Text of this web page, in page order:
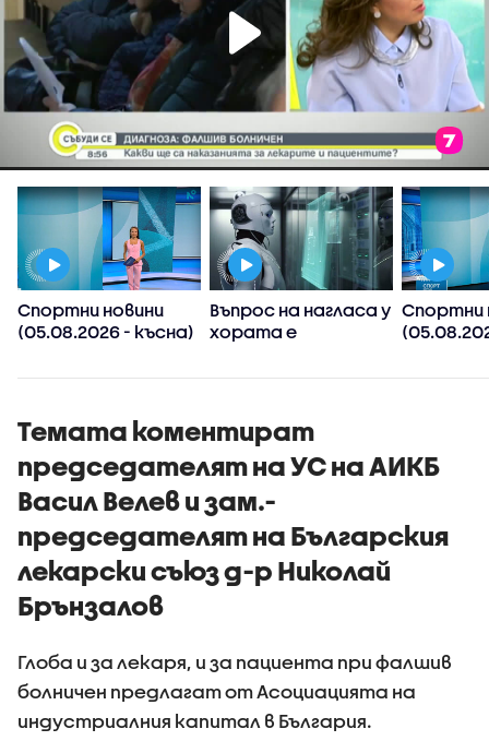
Спортни новини
(05.08.2026 - късна)
Въпрос на нагласа у
хората е
роботи да
смята футуролог
Спортни
Темата коментират
председателят на УС на АИКБ
Васил Велев и зам.-
председателят на Българския
лекарски съюз д-р Николай
Брънзалов
Глоба и за лекаря, и за пациента при фалшив
болничен предлагат от Асоциацията на
индустриалния капитал в България.